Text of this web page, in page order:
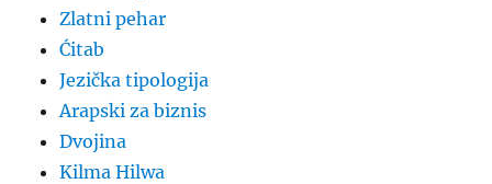
Zlatni pehar
Ćitab
Jezička tipologija
Arapski za biznis
Dvojina
Kilma Hilwa